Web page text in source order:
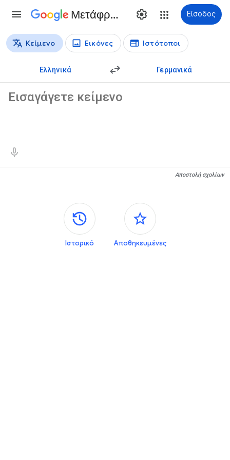
Μετάφραση Είσοδος
Τύποι μετάφρασης
Κείμενο Εικόνες Ιστότοποι
Ελληνικά Γερμανικά
Αποστολή σχολίων
Πλαϊνά πλαίσια
Ιστορικό Αποθηκευμένες